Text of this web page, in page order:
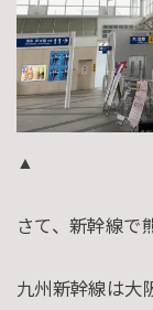
▲
さて、新幹線で
九州新幹線は大